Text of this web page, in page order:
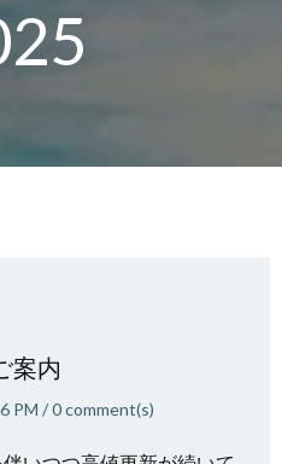
プ
案内
PM /0comment(s)